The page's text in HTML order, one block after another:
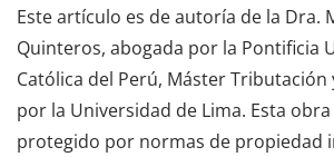
Este artículo es de autoría de la Dra.
Quinteros, abogada por la Pontificia
Católica del Perú, Máster Tributación
por la Universidad de Lima. Esta
protegido por normas de propiedad